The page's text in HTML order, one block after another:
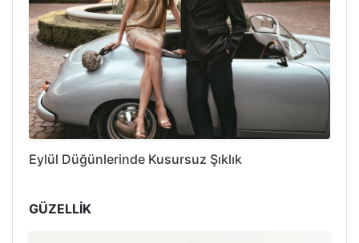
Eylül Düğünlerinde Kusursuz Şıklık
GÜZELLİK